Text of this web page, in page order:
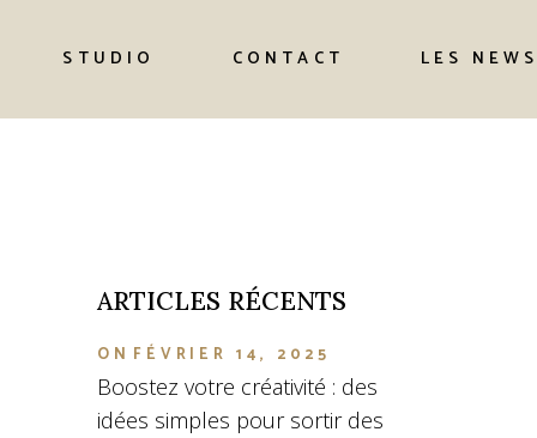
STUDIO CONTACT LES
ARTICLES RÉCENTS
ON FÉVRIER 14, 2025
Boostez votre créativité : des
idées simples pour sortir des